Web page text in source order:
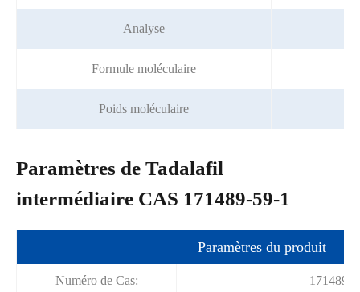
Analyse
Formule moléculaire
Poids moléculaire
Paramètres de Tadalafil
intermédiaire CAS 171489-59-1
Paramètres du produit
Numéro de Cas: 171489-